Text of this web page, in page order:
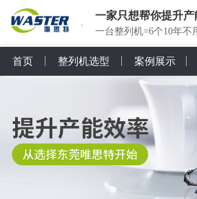
一家只想帮你提升
一台整列机=6个10年不
首页 整列机选型 案例展示